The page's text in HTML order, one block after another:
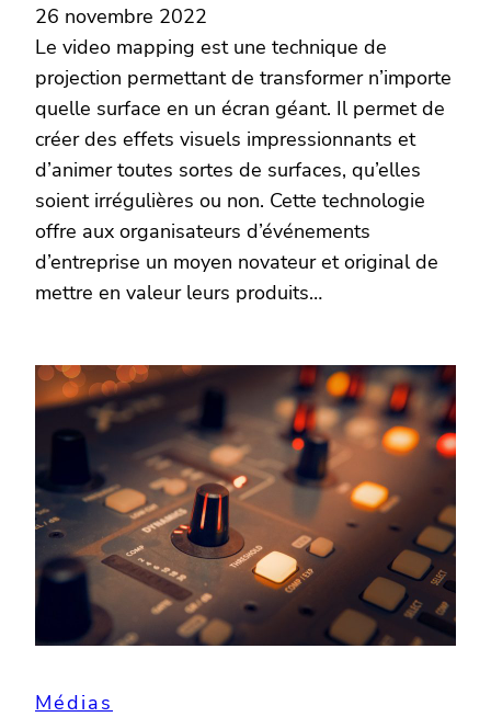
26 novembre 2022
Le video mapping est une technique de
projection permettant de transformer n’importe
quelle surface en un écran géant. Il permet de
créer des effets visuels impressionnants et
d’animer toutes sortes de surfaces, qu’elles
soient irrégulières ou non. Cette technologie
offre aux organisateurs d’événements
d’entreprise un moyen novateur et original de
mettre en valeur leurs produits…
Médias